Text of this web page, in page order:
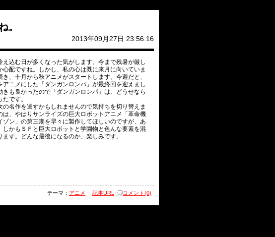
。
2013年09月27日 23:56:16
込む日が多くなった気がします。今まで残暑が厳し
配ですね。しかし、私の心は既に来月に向いていま
、十月から秋アニメがスタートします。今週だと、
ニメにした「ダンガンロンパ」が最終回を迎えまし
も良かったので「ダンガンロンパ」は、どうせなら
です。
名作を逃すかもしれませんので気持ちを切り替えま
、やはりサンライズの巨大ロボットアニメ「革命機
ン」の第三期を早々に製作してほしいのですが、あ
かもＳＦと巨大ロボットと学園物と色んな要素を混
す。どんな最後になるのか、楽しみです。
テーマ： アニメ 記事URL コメント(0)